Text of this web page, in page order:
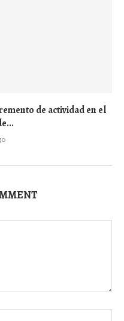
de actividad en el